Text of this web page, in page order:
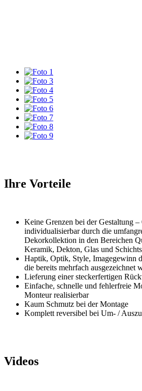
Ihre Vorteile
Keine Grenzen bei der Gestaltung –
individualisierbar durch die
Dekorkollektion in den Bereichen
Keramik, Dekton, Glas und
Haptik, Optik, Style, Imagegewinn
die bereits mehrfach ausgezeichnet
Lieferung einer steckerfertigen
Einfache, schnelle und fehlerfreie
Monteur realisierbar
Kaum Schmutz bei der Montage
Komplett reversibel bei Um- /
Videos